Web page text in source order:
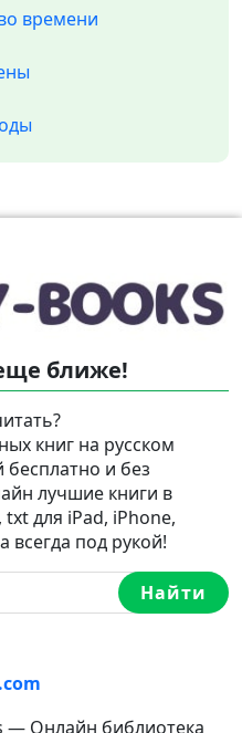
времени
ближе!
книг на русском
бесплатно и без
лучшие книги в
для iPad, iPhone,
всегда под рукой!
Найти
Онлайн библиотека